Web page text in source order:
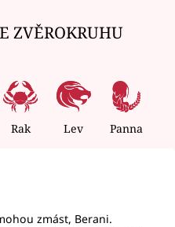
ZVĚROKRUHU
Rak Lev Panna
zmást, Berani.